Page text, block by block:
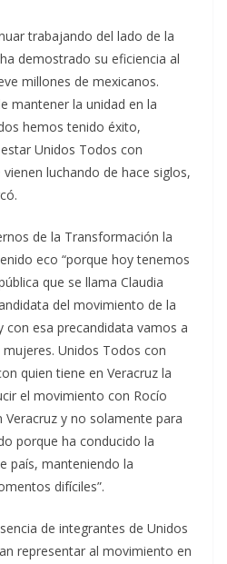
trabajando del lado de la
demostrado su eficiencia al
millones de mexicanos.
mantener la unidad en la
hemos tenido éxito,
Unidos Todos con
luchando de hace siglos,
de la Transformación la
eco “porque hoy tenemos
que se llama Claudia
del movimiento de la
esa precandidata vamos a
Unidos Todos con
quien tiene en Veracruz la
el movimiento con Rocío
y no solamente para
porque ha conducido la
país, manteniendo la
difíciles”.
de integrantes de Unidos
representar al movimiento en